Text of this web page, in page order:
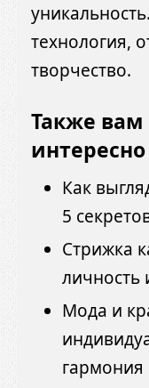
технология,
творчество.
Также
интересно
Как
5
Стрижка
личность
Мода и
гармония